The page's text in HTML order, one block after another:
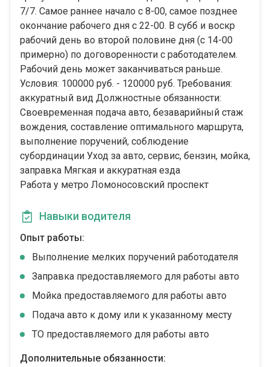
7/7. Самое раннее начало с 8-00, самое позднее
окончание рабочего дня с 22-00. В субб и воскр
рабочий день во второй половине дня (с 14-00
примерно) по договоренности с работодателем.
Рабочий день может заканчиваться раньше.
Условия: 100000 руб. - 120000 руб. Требования:
аккуратный вид Должностные обязанности:
Своевременная подача авто, безаварийный стаж
вождения, составление оптимального маршрута,
выполнение поручений, соблюдение
субординации Уход за авто, сервис, бензин, мойка,
заправка Мягкая и аккуратная езда
Работа у метро Ломоносовский проспект
Навыки водителя
Опыт работы:
Выполнение мелких поручений работодателя
Заправка предоставляемого для работы авто
Мойка предоставляемого для работы авто
Подача авто к дому или к указанному месту
ТО предоставляемого для работы авто
Дополнительные обязанности: